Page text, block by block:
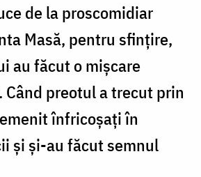
de la proscomidiar
Masă, pentru sfințire,
au făcut o mișcare
preotul a trecut prin
înfricoșați în
și și-au făcut semnul